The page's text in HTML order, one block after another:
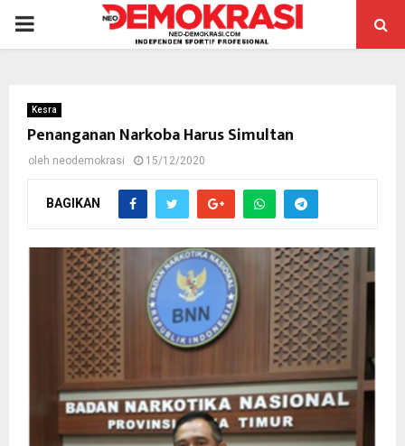
PRIMARY
Kesra
Penanganan Narkoba Harus Simultan
oleh neodemokrasi 15/12/2020
BAGIKAN